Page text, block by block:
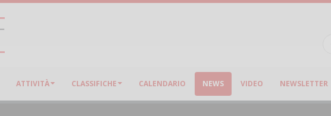
ATTIVITÀ CLASSIFICHE CALENDARIO NEWS VIDEO NEWSLETTER